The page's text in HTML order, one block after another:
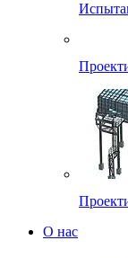
О нас